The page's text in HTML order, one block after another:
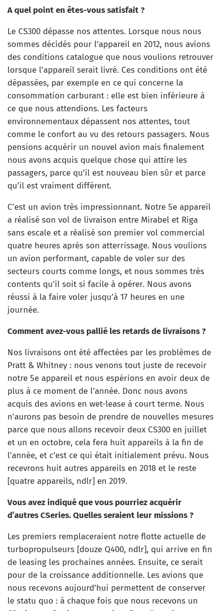
A quel point en êtes-vous satisfait ?
Le CS300 dépasse nos attentes. Lorsque nous nous
sommes décidés pour l’appareil en 2012, nous avions
des conditions catalogue que nous voulions retrouver
lorsque l’appareil serait livré. Ces conditions ont été
dépassées, par exemple en ce qui concerne la
consommation carburant : elle est bien inférieure à
ce que nous attendions. Les facteurs
environnementaux dépassent nos attentes, tout
comme le confort au vu des retours passagers. Nous
pensions acquérir un nouvel avion mais finalement
nous avons acquis quelque chose qui attire les
passagers, parce qu’il est nouveau bien sûr et parce
qu’il est vraiment différent.
C’est un avion très impressionnant. Notre 5e appareil
a réalisé son vol de livraison entre Mirabel et Riga
sans escale et a réalisé son premier vol commercial
quatre heures après son atterrissage. Nous voulions
un avion performant, capable de voler sur des
secteurs courts comme longs, et nous sommes très
contents qu’il soit si facile à opérer. Nous avons
réussi à la faire voler jusqu’à 17 heures en une
journée.
Comment avez-vous pallié les retards de livraisons ?
Nos livraisons ont été affectées par les problèmes de
Pratt & Whitney : nous venons tout juste de recevoir
notre 5e appareil et nous espérions en avoir deux de
plus à ce moment de l’année. Donc nous avons
acquis des avions en wet-lease à court terme. Nous
n’aurons pas besoin de prendre de nouvelles mesures
parce que nous allons recevoir deux CS300 en juillet
et un en octobre, cela fera huit appareils à la fin de
l’année, et c’est ce qui était initialement prévu. Nous
recevrons huit autres appareils en 2018 et le reste
[quatre appareils, ndlr] en 2019.
Vous avez indiqué que vous pourriez acquérir
d’autres CSeries. Quelles seraient leur missions ?
Les premiers remplaceraient notre flotte actuelle de
turbopropulseurs [douze Q400, ndlr], qui arrive en fin
de leasing les prochaines années. Ensuite, ce serait
pour de la croissance additionnelle. Les avions que
nous recevons aujourd’hui permettent de conserver
le statu quo : à chaque fois que nous recevons un